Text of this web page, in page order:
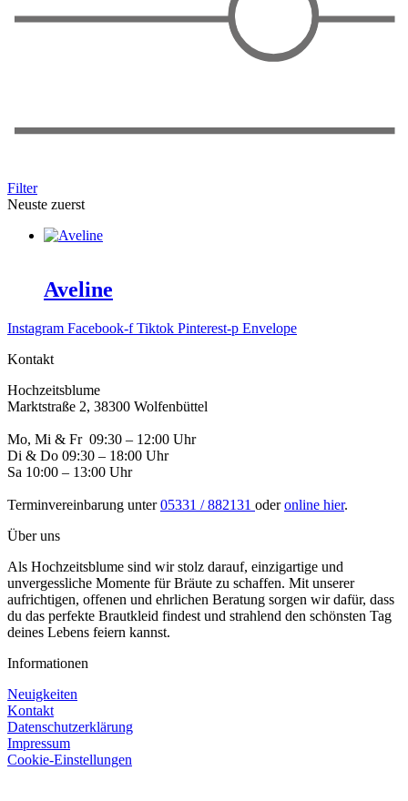
Filter
Neuste zuerst
Aveline
Instagram Facebook-f Tiktok Pinterest-p Envelope
Kontakt
Hochzeitsblume
Marktstraße 2, 38300 Wolfenbüttel
Mo, Mi & Fr 09:30 – 12:00 Uhr
Di & Do 09:30 – 18:00 Uhr
Sa 10:00 – 13:00 Uhr
Terminvereinbarung unter05331 / 882131 oderonline hier.
Über uns
Als Hochzeitsblume sind wir stolz darauf, einzigartige und
unvergessliche Momente für Bräute zu schaffen. Mit unserer
aufrichtigen, offenen und ehrlichen Beratung sorgen wir dafür, dass
du das perfekte Brautkleid findest und strahlend den schönsten Tag
deines Lebens feiern kannst.
Informationen
Neuigkeiten
Kontakt
Datenschutzerklärung
Impressum
Cookie-Einstellungen